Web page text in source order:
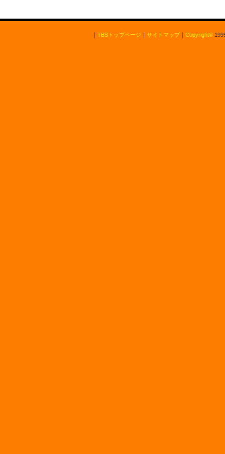
｜ TBSトップページ ｜ サイトマップ｜ Copyright©